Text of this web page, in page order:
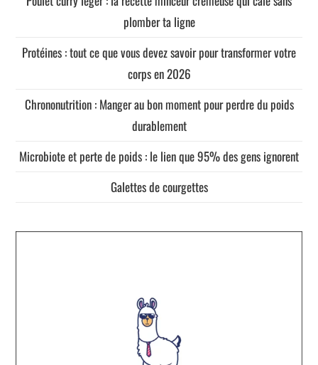
plomber ta ligne
Protéines : tout ce que vous devez savoir pour transformer votre
corps en 2026
Chrononutrition : Manger au bon moment pour perdre du poids
durablement
Microbiote et perte de poids : le lien que 95% des gens ignorent
Galettes de courgettes